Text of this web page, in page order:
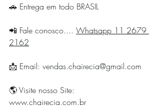
🚗 Entrega em todo BRASIL
📲 Fale conosco.... Whatsapp 11 2679
2162
📩 Email: vendas.chairecia@gmail.com
🌎 Visite nosso Site:
www.chairecia.com.br